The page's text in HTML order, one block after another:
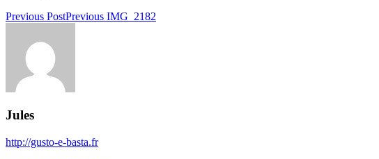
Previous PostPrevious IMG_2182
Jules
http://gusto-e-basta.fr